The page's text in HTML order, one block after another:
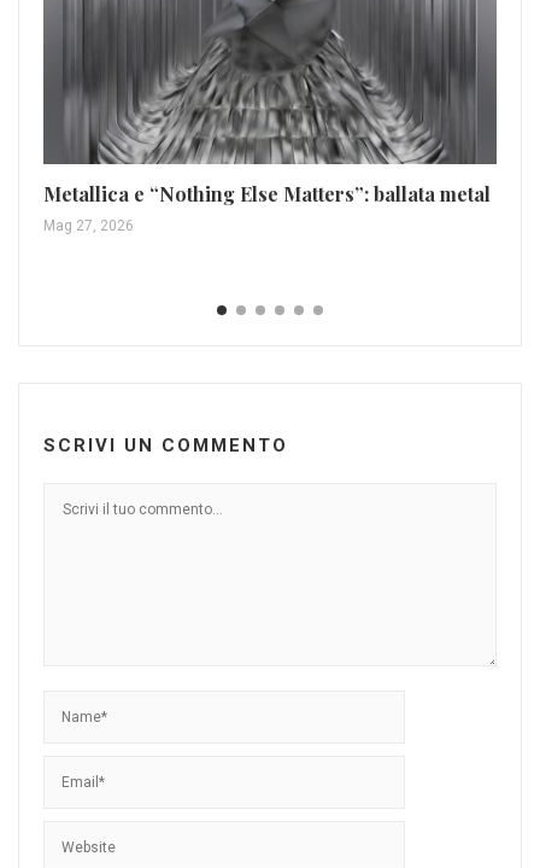
Metallica e “Nothing Else Matters”: ballata metal
Mag 27, 2026
SCRIVI UN COMMENTO